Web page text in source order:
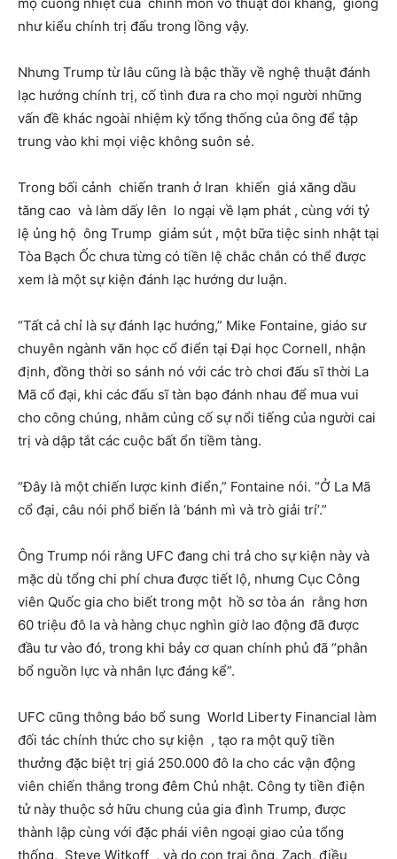
như kiểu chính trị đấu trong lồng vậy.
Nhưng Trump từ lâu cũng là bậc thầy về nghệ thuật đánh
lạc hướng chính trị, cố tình đưa ra cho mọi người những
vấn đề khác ngoài nhiệm kỳ tổng thống của ông để tập
trung vào khi mọi việc không suôn sẻ.
Trong bối cảnh chiến tranh ở Iran khiến giá xăng dầu
tăng cao và làm dấy lên lo ngại về lạm phát , cùng với tỷ
lệ ủng hộ ông Trump giảm sút , một bữa tiệc sinh nhật tại
Tòa Bạch Ốc chưa từng có tiền lệ chắc chắn có thể được
xem là một sự kiện đánh lạc hướng dư luận.
“Tất cả chỉ là sự đánh lạc hướng,” Mike Fontaine, giáo sư
chuyên ngành văn học cổ điển tại Đại học Cornell, nhận
định, đồng thời so sánh nó với các trò chơi đấu sĩ thời La
Mã cổ đại, khi các đấu sĩ tàn bạo đánh nhau để mua vui
cho công chúng, nhằm củng cố sự nổi tiếng của người cai
trị và dập tắt các cuộc bất ổn tiềm tàng.
“Đây là một chiến lược kinh điển,” Fontaine nói. “Ở La Mã
cổ đại, câu nói phổ biến là ‘bánh mì và trò giải trí’.”
Ông Trump nói rằng UFC đang chi trả cho sự kiện này và
mặc dù tổng chi phí chưa được tiết lộ, nhưng Cục Công
viên Quốc gia cho biết trong một hồ sơ tòa án rằng hơn
60 triệu đô la và hàng chục nghìn giờ lao động đã được
đầu tư vào đó, trong khi bảy cơ quan chính phủ đã “phân
bổ nguồn lực và nhân lực đáng kể”.
UFC cũng thông báo bổ sung World Liberty Financial làm
đối tác chính thức cho sự kiện , tạo ra một quỹ tiền
thưởng đặc biệt trị giá 250.000 đô la cho các vận động
viên chiến thắng trong đêm Chủ nhật. Công ty tiền điện
tử này thuộc sở hữu chung của gia đình Trump, được
thành lập cùng với đặc phái viên ngoại giao của tổng
thống, Steve Witkoff , và do con trai ông, Zach, điều